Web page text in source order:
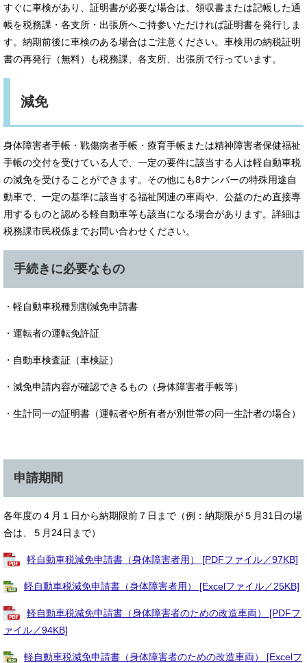
すぐに車検があり、証明書が必要な場合は、領収書または記帳した通
帳を税務課・各支所・出張所へご持参いただければ証明書を発行しま
す。納期前後に車検のある場合はご注意ください。車検用の納税証明
書の再発行（無料）も税務課、各支所、出張所で行っています。
減免
身体障害者手帳・戦傷病者手帳・療育手帳または精神障害者保健福祉
手帳の交付を受けている人で、一定の要件に該当する人は軽自動車税
の減免を受けることができます。その他にも8ナンバーの特殊用途自
動車で、一定の基準に該当する福祉関連の車両や、公益のため直接専
用するものと認める軽自動車等も該当になる場合があります。詳細は
税務課市民税係までお問い合わせください。
手続きに必要なもの
・軽自動車税種別割減免申請書
・運転者の運転免許証
・自動車検査証（車検証）
・減免申請内容が確認できるもの（身体障害者手帳等）
・生計同一の証明書（運転者や所有者が別世帯の同一生計者の場合）
申請期間
各年度の４月１日から納期限前７日まで（例：納期限が５月31日の場
合は、５月24日まで）
軽自動車税減免申請書（身体障害者用） [PDFファイル／97KB]
軽自動車税減免申請書（身体障害者用） [Excelファイル／25KB]
軽自動車税減免申請書（身体障害者のための改造車両） [PDFフ
ァイル／94KB]
軽自動車税減免申請書（身体障害者のための改造車両） [Excelフ